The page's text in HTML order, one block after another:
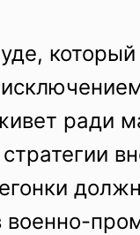
который
ради
военно-